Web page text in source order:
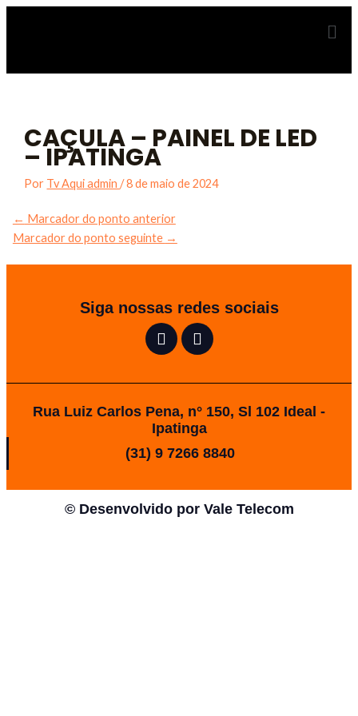
CAÇULA – PAINEL DE LED
– IPATINGA
Por Tv Aqui admin/8 de maio de 2024
← Marcador do ponto anterior
Marcador do ponto seguinte →
Siga nossas redes sociais
Rua Luiz Carlos Pena, n° 150, Sl 102 Ideal -
Ipatinga
(31) 9 7266 8840
© Desenvolvido por Vale Telecom